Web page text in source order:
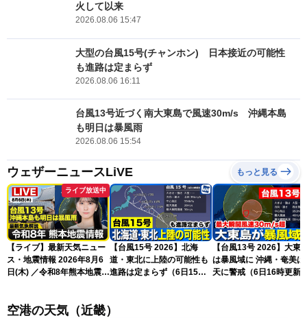
火して以来
2026.08.06 15:47
大型の台風15号(チャンホン) 日本接近の可能性
も進路は定まらず
2026.08.06 16:11
台風13号近づく南大東島で風速30m/s 沖縄本島
も明日は暴風雨
2026.08.06 15:54
ウェザーニュースLiVE もっと見る
ライブ放送中
【ライブ】最新天気ニュー
ス・地震情報 2026年8月6
日(木) ／令和8年熊本地震情
LiVEムーン・駒木結衣／本
【台風15号 2026】北海
道・東北に上陸の可能性も
進路は定まらず（6日15時
【台風13号 2026】大東
は暴風域に 沖縄・奄美は荒
天に警戒（6日16時更新
空港の天気（近畿）